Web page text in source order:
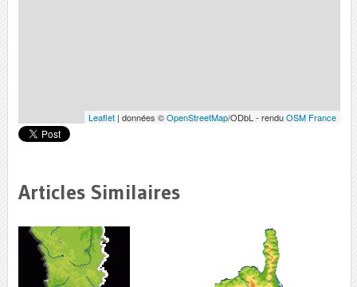
Leaflet | données ©OpenStreetMap/ODbL - renduOSM France
Articles Similaires